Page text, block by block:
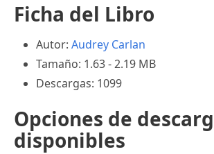
Ficha del Libro
Autor: Audrey Carlan
Tamaño: 1.63 - 2.19 MB
Descargas: 1099
Opciones de
disponibles